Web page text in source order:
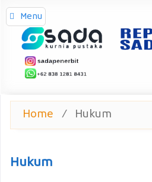
Menu
Home / Hukum
Hukum